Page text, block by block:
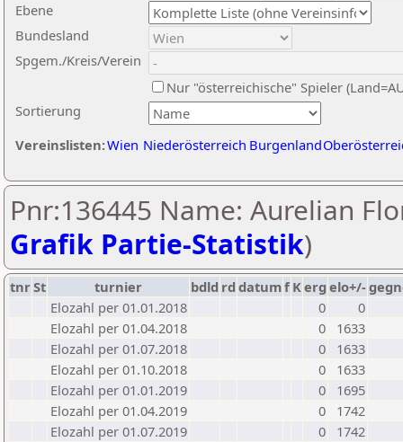
Ebene
Sortierung
Bundesland
Spgem./Kreis/Verein
Nur "österreichische" Spieler
Vereinslisten:Wien Niederösterreich Burgenland
Pnr:136445 Name: Aurelian
Grafik Partie-Statistik)
tnrSt turnier bdld rd datumf Kerg elo+/-
Elozahl per 01.01.2018
0
0
Elozahl per 01.04.2018
0
1633
Elozahl per 01.07.2018
0
1633
Elozahl per 01.10.2018
0
1633
Elozahl per 01.01.2019
0
1695
Elozahl per 01.04.2019
0
1742
Elozahl per 01.07.2019
0
1742